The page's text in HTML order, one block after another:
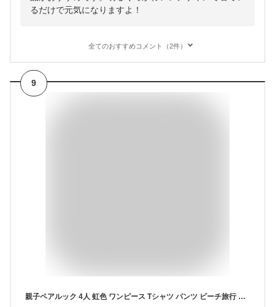
るだけで元気になりますよ！
全てのおすすめコメント（2件）
9
親子ペアルック 4人 虹色 ワンピース Tシャツ パンツ ビーチ旅行 親子お揃い 可愛い 水着 レディース メンズ セットアップ 男の子 女の子 カップルペアルック 大きいサイズ 親子コーデ 家族お揃い ママ パパ 春 夏 半袖 おしゃれ リンクコーデ 海 リゾート ボヘミアン 韓国